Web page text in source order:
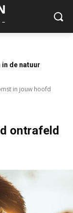
in de natuur
in jouw hoofd
ontrafeld